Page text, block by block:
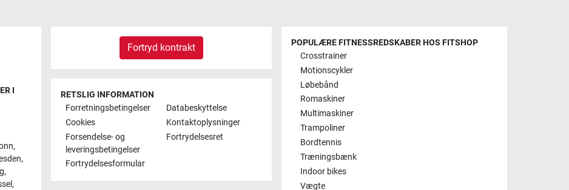
I
,
,
,
,
Fortryd kontrakt
RETSLIG INFORMATION
Forretningsbetingelser
Databeskyttelse
Cookies
Kontaktoplysninger
Forsendelse- og
leveringsbetingelser
Fortrydelsesret
Fortrydelsesformular
POPULÆRE FITNESSREDSKABER HOS FITSHOP
Crosstrainer
Motionscykler
Løbebånd
Romaskiner
Multimaskiner
Trampoliner
Bordtennis
Træningsbænk
Indoor bikes
Vægte